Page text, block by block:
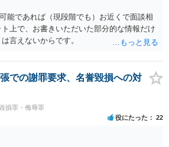
能であれば（現段階でも）お近くで面談相
上で、お書きいただいた部分的な情報だけ
言えないからです。
での謝罪要求、名誉毀損への対
損罪・侮辱罪
役にたった 22